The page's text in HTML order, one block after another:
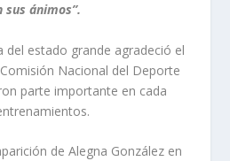
ánimos”.
del estado grande agradeció el
Nacional del Deporte
parte importante en cada
de Alegna González en